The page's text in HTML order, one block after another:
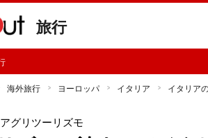
旅行
海外旅行 ヨーロッパ イタリア イタリア
グリツーリズモ